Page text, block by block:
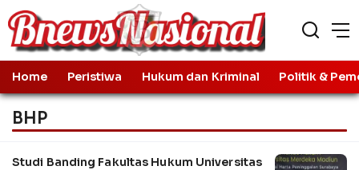
Home Peristiwa Hukum dan Kriminal Politik &
BHP
Studi Banding Fakultas Hukum Universitas